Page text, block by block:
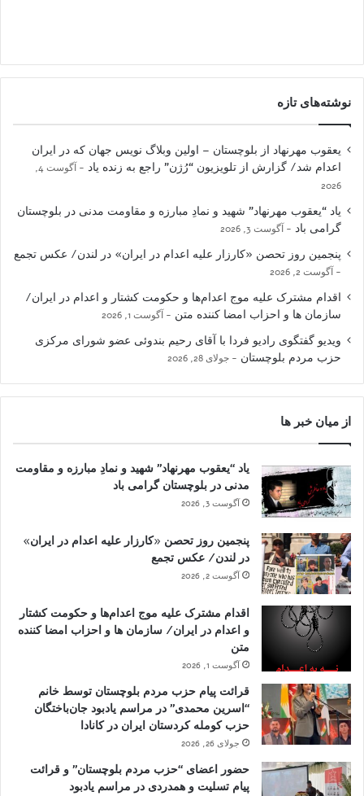
نوشته‌های تازه
یعقوب مهرنهاد از بلوچستان – اولین وبلاگ نویس جهان که در ایران
اعدام شد/ گزارش از تلویزیون “رُژن” راجع به زنده یاد
آگوست 4,
2026
یاد “یعقوب مهرنهاد” شهید و نمادِ مبارزه و مقاومت مدنی در بلوچستان
گرامی باد
آگوست 3, 2026
پنجمین روز تحصن «کارزار علیه اعدام در ایران» در لندن/ عکس تجمع
آگوست 2, 2026
اقدام مشترک علیه موج اعدام‌ها و حکومت کشتار و اعدام در ایران/
سازمان ها و احزاب امضا کننده متن
آگوست 1, 2026
ویدیو گفتگوی رادیو فردا با آقای رحیم بندوئی عضو شورای مرکزی
حزب مردم بلوچستان
جولای 28, 2026
از میان خبر ها
یاد “یعقوب مهرنهاد” شهید و نمادِ مبارزه و مقاومت
مدنی در بلوچستان گرامی باد
آگوست 3, 2026
پنجمین روز تحصن «کارزار علیه اعدام در ایران»
در لندن/ عکس تجمع
آگوست 2, 2026
اقدام مشترک علیه موج اعدام‌ها و حکومت کشتار
و اعدام در ایران/ سازمان ها و احزاب امضا کننده
متن
آگوست 1, 2026
قرائت پیام حزب مردم بلوچستان توسط خانم
“اسرین محمدی” در مراسم یادبود جان‌باختگان
حزب کومله کردستان ایران در کانادا
جولای 26, 2026
حضور اعضای “حزب مردم بلوچستان” و قرائت
پیام تسلیت و همدردی در مراسم یادبود